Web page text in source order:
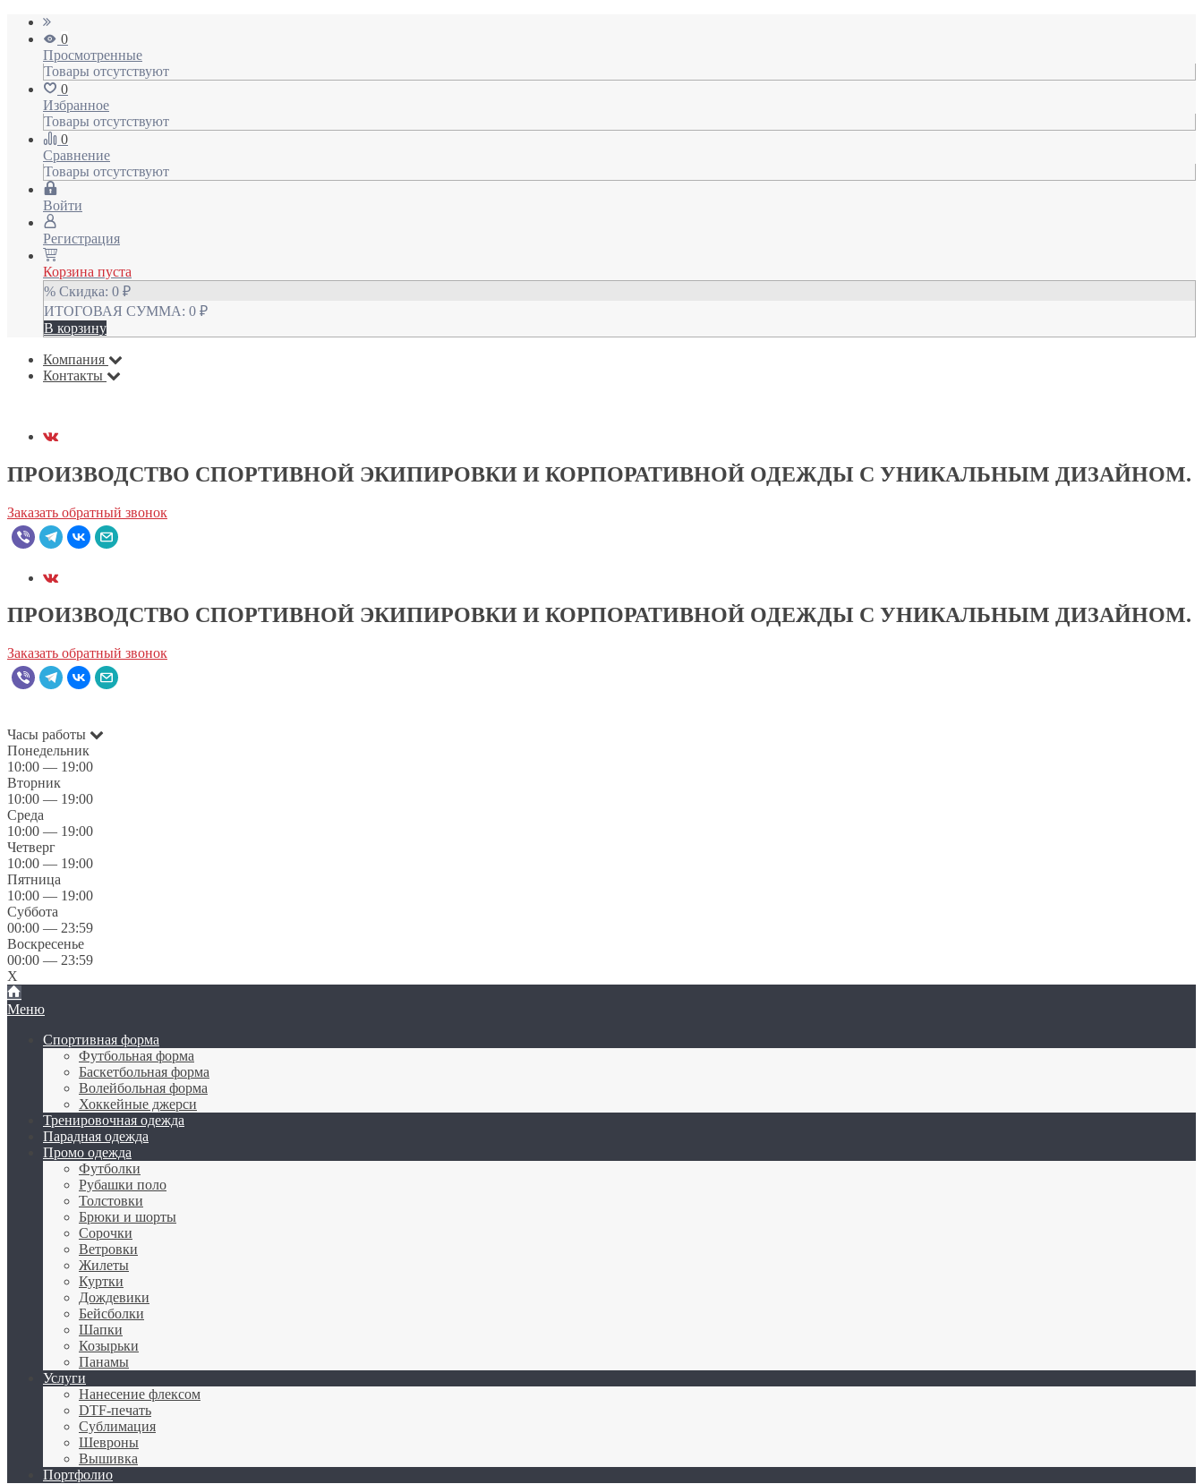
0
Просмотренные
Товары отсутствуют
0
Избранное
Товары отсутствуют
0
Сравнение
Товары отсутствуют
Войти
Регистрация
Корзина пуста
% Скидка: 0 ₽
ИТОГОВАЯ СУММА: 0 ₽
В корзину
Компания
Контакты
ПРОИЗВОДСТВО СПОРТИВНОЙ ЭКИПИРОВКИ И КОРПОРАТИВНОЙ ОДЕЖДЫ С УНИКАЛЬНЫМ ДИЗАЙНОМ.
Заказать обратный звонок
ПРОИЗВОДСТВО СПОРТИВНОЙ ЭКИПИРОВКИ И КОРПОРАТИВНОЙ ОДЕЖДЫ С УНИКАЛЬНЫМ ДИЗАЙНОМ.
Заказать обратный звонок
Часы работы
Понедельник
10:00 — 19:00
Вторник
10:00 — 19:00
Среда
10:00 — 19:00
Четверг
10:00 — 19:00
Пятница
10:00 — 19:00
Суббота
00:00 — 23:59
Воскресенье
00:00 — 23:59
X
Меню
Спортивная форма
Футбольная форма
Баскетбольная форма
Волейбольная форма
Хоккейные джерси
Тренировочная одежда
Парадная одежда
Промо одежда
Футболки
Рубашки поло
Толстовки
Брюки и шорты
Сорочки
Ветровки
Жилеты
Куртки
Дождевики
Бейсболки
Шапки
Козырьки
Панамы
Услуги
Нанесение флексом
DTF-печать
Сублимация
Шевроны
Вышивка
Портфолио